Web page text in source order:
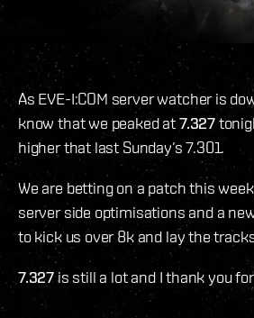
As EVE-I:COM server watcher is
know that we peaked at7.327
higher that last Sunday’s 7.301.
We are betting on a patch this
server side optimisations and a
to kick us over 8k and lay the
7.327is still a lot and I thank you